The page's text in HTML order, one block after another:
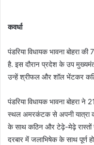
कवर्धा
पंडरिया विधायक भावना बोहरा
है. इस दौरान प्रदेश के उप
उन्हें श्रीफल और शॉल भेंटकर
पंडरिया विधायक भावना बोहरा
स्थल अमरकंटक से अपनी यात्रा
के साथ कठिन और टेढ़े-मेढ़े रास्तों से
दरबार में जलाभिषेक के साथ पूर्ण